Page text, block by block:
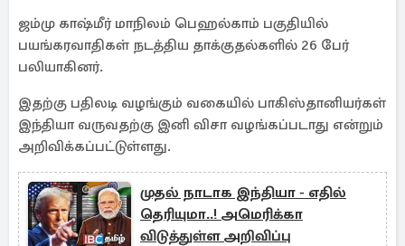
ஜம்மு காஷ்மீர் மாநிலம் பெஹல்காம் பகுதியில்
பயங்கரவாதிகள் நடத்திய தாக்குதல்களில் 26 பேர்
பலியாகினர்.
இதற்கு பதிலடி வழங்கும் வகையில் பாகிஸ்தானியர்கள்
இந்தியா வருவதற்கு இனி விசா வழங்கப்படாது என்றும்
அறிவிக்கப்பட்டுள்ளது.
முதல் நாடாக இந்தியா - எதில்
தெரியுமா..! அமெரிக்கா
விடுத்துள்ள அறிவிப்பு